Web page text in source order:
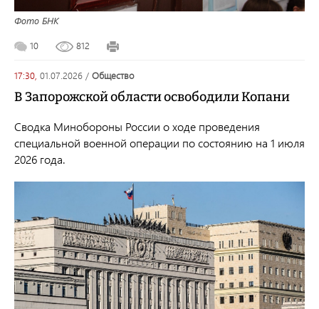
Фото БНК
10 812
17:30, 01.07.2026 / общество
В Запорожской области освободили Копани
Сводка Минобороны России о ходе проведения
специальной военной операции по состоянию на 1 июля
2026 года.